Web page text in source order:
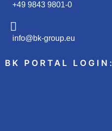
+49 9843 9801-0
info@bk-group.eu
BK PORTAL LOGIN: